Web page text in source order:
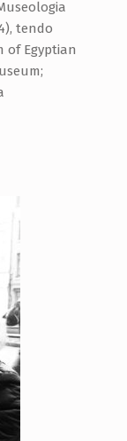
tendo
of Egyptian